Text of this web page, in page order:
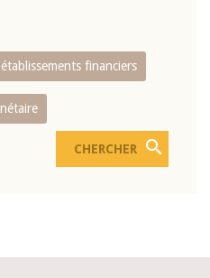
financiers